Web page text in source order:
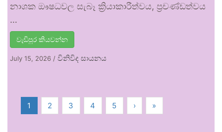
නාශක ඖෂධවල සැබෑ ක්‍රියාකාරීත්වය, ප්‍රචණ්ඩත්වය
…
වැඩිපුර කියවන්න
July 15, 2026 / විනිවිද සායනය
1 2 3 4 5 › »